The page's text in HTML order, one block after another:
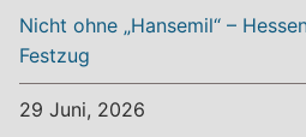
Nicht ohne „Hansemil“ –
Festzug
29 Juni, 2026